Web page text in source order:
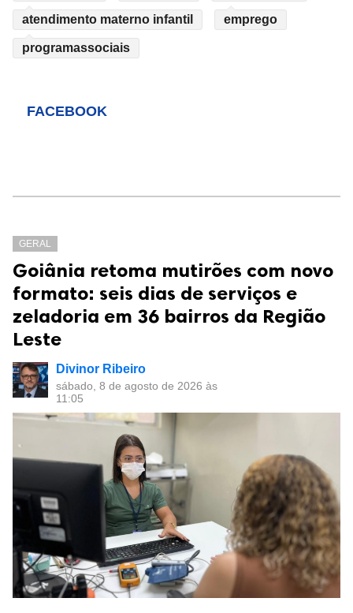
atendimento materno infantil emprego
programassociais
FACEBOOK
GERAL
Goiânia retoma mutirões com novo
formato: seis dias de serviços e
zeladoria em 36 bairros da Região
Leste
Divinor Ribeiro
sábado, 8 de agosto de 2026 às
11:05